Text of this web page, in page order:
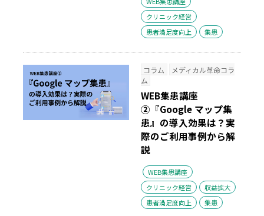
クリニック経営
患者満足度向上
集患
コラム
メディカル革命コラ
ム
WEB集患講座
②『Google マップ集
患』の導入効果は？実
際のご利用事例から解
説
WEB集患講座
クリニック経営
収益拡大
患者満足度向上
集患